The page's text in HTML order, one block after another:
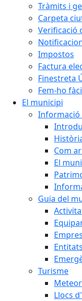
Tràmits i
Carpeta
Verificació
Impostos
Factura
Finestreta
Fem-ho
El municipi
Informació
Com
El
Guia del
Turisme
Llocs